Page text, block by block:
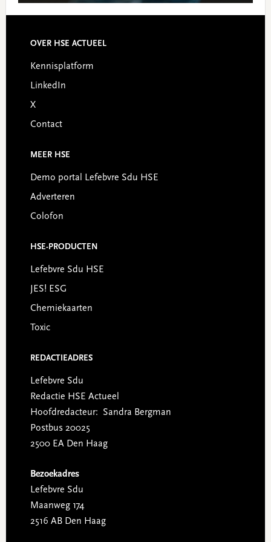
Footer
OVER HSE ACTUEEL
Kennisplatform
LinkedIn
X
Contact
MEER HSE
Demo portal Lefebvre Sdu HSE
Adverteren
Colofon
HSE-PRODUCTEN
Lefebvre Sdu HSE
JES! ESG
Chemiekaarten
Toxic
REDACTIEADRES
Lefebvre Sdu
Redactie HSE Actueel
Hoofdredacteur: Sandra Bergman
Postbus 20025
2500 EA Den Haag
Bezoekadres
Lefebvre Sdu
Maanweg 174
2516 AB Den Haag